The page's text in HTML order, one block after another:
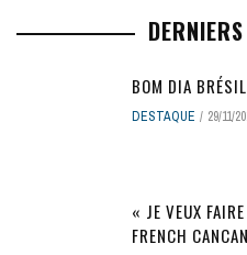
BOM DIA
DESTAQUE 29/11/
« JE VEUX
FRENCH